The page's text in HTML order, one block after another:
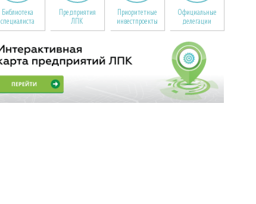
Библиотека
специалиста
Предприятия
ЛПК
Приоритетные
инвестпроекты
Официальные
делегации